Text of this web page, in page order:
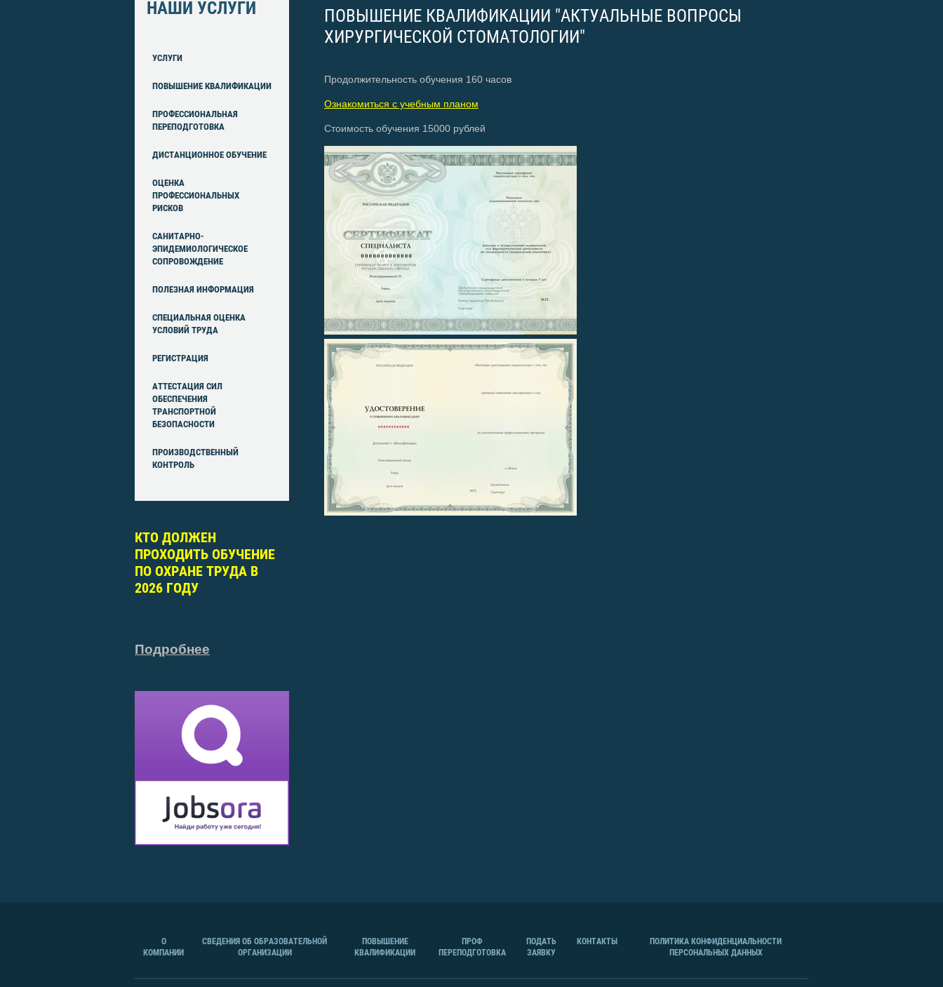
НАШИ УСЛУГИ
УСЛУГИ
ПОВЫШЕНИЕ КВАЛИФИКАЦИИ
ПРОФЕССИОНАЛЬНАЯ
ПЕРЕПОДГОТОВКА
ДИСТАНЦИОННОЕ ОБУЧЕНИЕ
ОЦЕНКА
ПРОФЕССИОНАЛЬНЫХ
РИСКОВ
САНИТАРНО-
ЭПИДЕМИОЛОГИЧЕСКОЕ
СОПРОВОЖДЕНИЕ
ПОЛЕЗНАЯ ИНФОРМАЦИЯ
СПЕЦИАЛЬНАЯ ОЦЕНКА
УСЛОВИЙ ТРУДА
РЕГИСТРАЦИЯ
АТТЕСТАЦИЯ СИЛ
ОБЕСПЕЧЕНИЯ
ТРАНСПОРТНОЙ
БЕЗОПАСНОСТИ
ПРОИЗВОДСТВЕННЫЙ
КОНТРОЛЬ
КТО ДОЛЖЕН
ПРОХОДИТЬ ОБУЧЕНИЕ
ПО ОХРАНЕ ТРУДА В
2026 ГОДУ
Подробнее
ПОВЫШЕНИЕ КВАЛИФИКАЦИИ "АКТУАЛЬНЫЕ ВОПРОСЫ
ХИРУРГИЧЕСКОЙ СТОМАТОЛОГИИ"
Продолжительность обучения 160 часов
Ознакомиться с учебным планом
Стоимость обучения 15000 рублей
О
КОМПАНИИ
СВЕДЕНИЯ ОБ ОБРАЗОВАТЕЛЬНОЙ
ОРГАНИЗАЦИИ
ПОВЫШЕНИЕ
КВАЛИФИКАЦИИ
ПРОФ
ПЕРЕПОДГОТОВКА
ПОДАТЬ
ЗАЯВКУ
КОНТАКТЫ
ПОЛИТИКА КОНФИДЕНЦИАЛЬНОСТИ
ПЕРСОНАЛЬНЫХ ДАННЫХ